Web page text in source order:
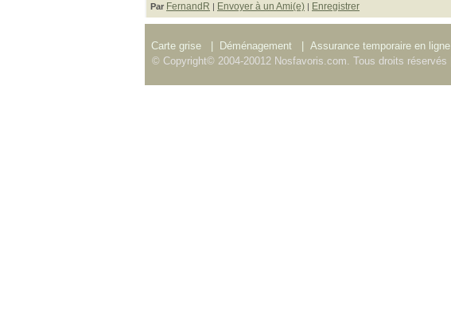
Par FernandR | Envoyer à un Ami(e) | Enregistrer
Carte grise Déménagement Assurance temporaire en ligne
© Copyright© 2004-20012 Nosfavoris.com. Tous droits réservés |